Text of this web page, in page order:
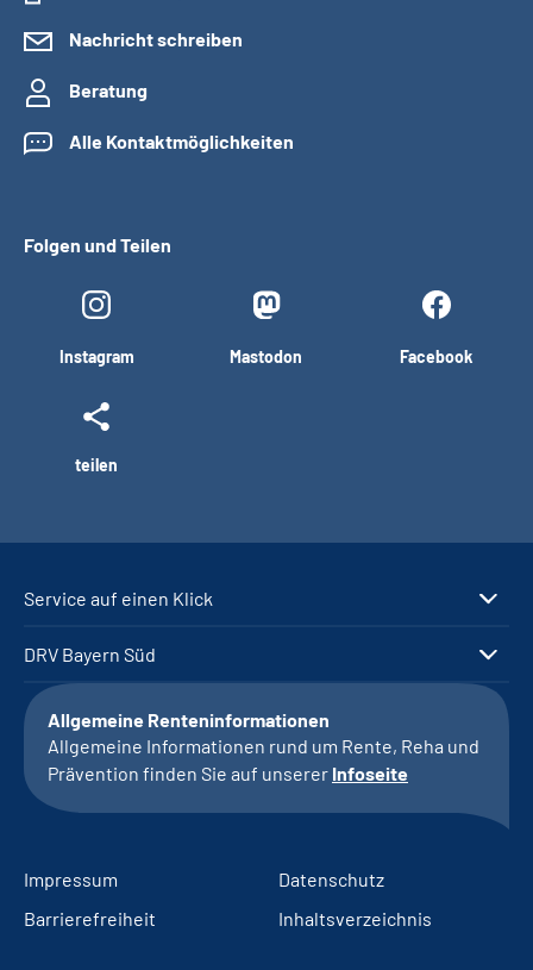
Nachricht schreiben
Beratung
Alle Kontaktmöglichkeiten
Folgen und Teilen
Instagram Mastodon Facebook
teilen
Service auf einen Klick
DRV Bayern Süd
Allgemeine Renteninformationen
Allgemeine Informationen rund um Rente, Reha und
Prävention finden Sie auf unserer Infoseite
Impressum
Datenschutz
Barrierefreiheit
Inhaltsverzeichnis